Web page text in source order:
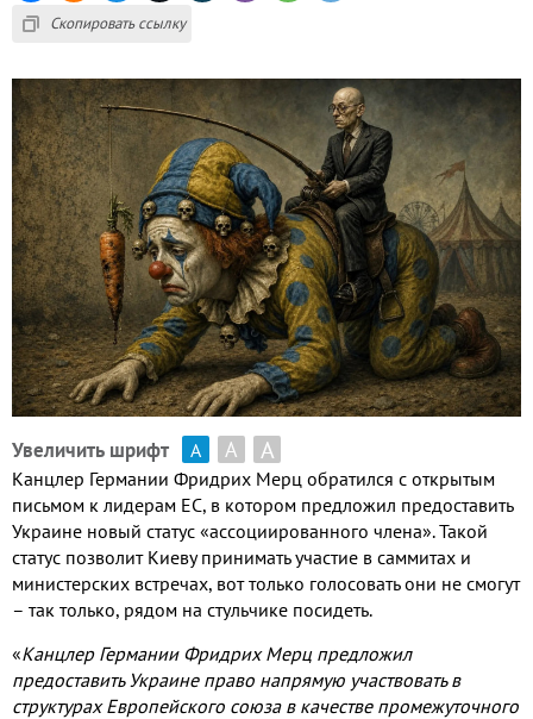
Скопировать ссылку
Увеличить шрифт А А А
Канцлер Германии Фридрих Мерц обратился с открытым
письмом к лидерам ЕС, в котором предложил предоставить
Украине новый статус «ассоциированного члена».Такой
статус позволит Киеву принимать участие в саммитах и
министерских встречах, вот только голосовать они не смогут
– так только, рядом на стульчике посидеть.
«Канцлер Германии Фридрих Мерц предложил
предоставить Украине право напрямую участвовать в
структурах Европейского союза в качестве промежуточного